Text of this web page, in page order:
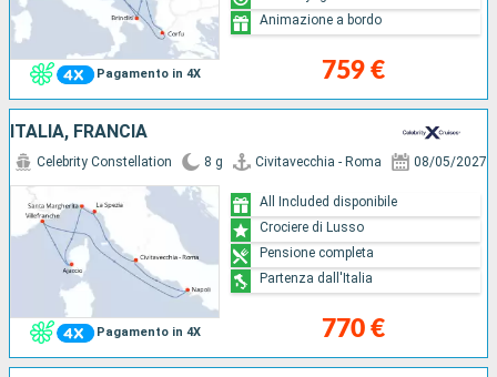
Pagamento in 4X 759 €
Animazione a bordo
ITALIA, FRANCIA
Pagamento in 4X
Celebrity Constellation 8 g Civitavecchia - Roma 08/05/2027
770 €
All Included disponibile
Crociere di Lusso
Pensione completa
Partenza dall'Italia